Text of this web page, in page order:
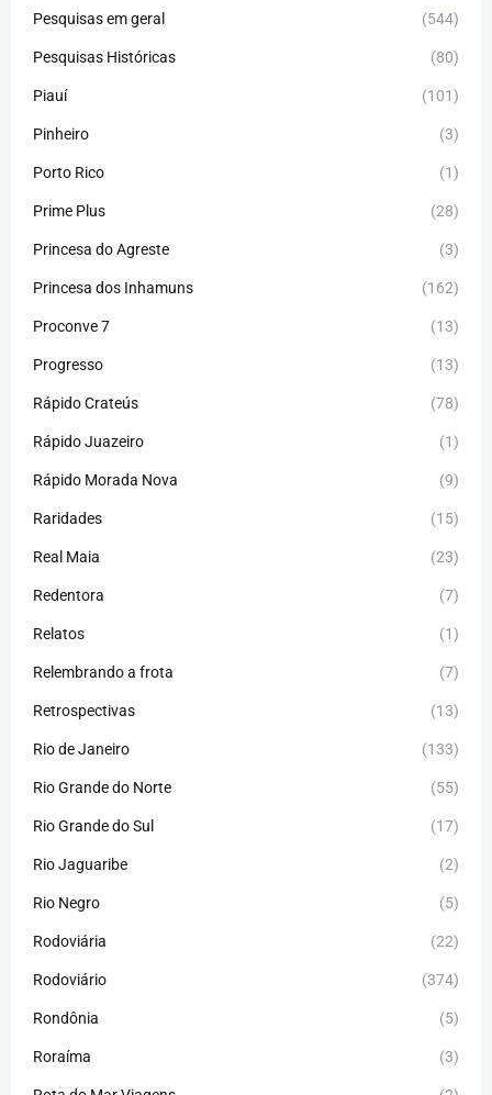
Pesquisas em geral (544)
Pesquisas Históricas (80)
Piauí (101)
Pinheiro (3)
Porto Rico (1)
Prime Plus (28)
Princesa do Agreste (3)
Princesa dos Inhamuns (162)
Proconve 7 (13)
Progresso (13)
Rápido Crateús (78)
Rápido Juazeiro (1)
Rápido Morada Nova (9)
Raridades (15)
Real Maia (23)
Redentora (7)
Relatos (1)
Relembrando a frota (7)
Retrospectivas (13)
Rio de Janeiro (133)
Rio Grande do Norte (55)
Rio Grande do Sul (17)
Rio Jaguaribe (2)
Rio Negro (5)
Rodoviária (22)
Rodoviário (374)
Rondônia (5)
Roraíma (3)